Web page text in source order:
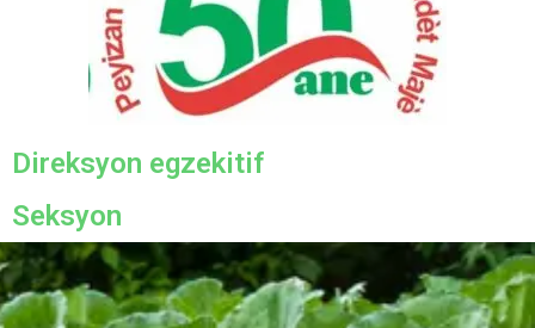
Direksyon egzekitif
Seksyon